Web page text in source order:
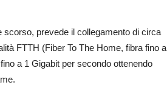
scorso, prevede il collegamento di circa
FTTH (Fiber To The Home, fibra fino a
a 1 Gigabit per secondo ottenendo